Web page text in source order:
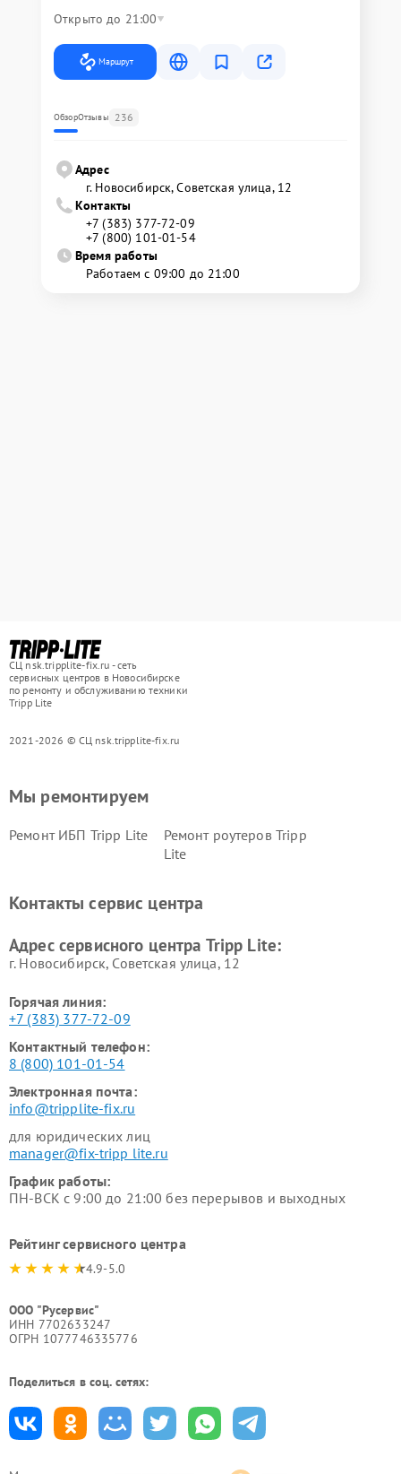
Открыто до 21:00
Маршрут
ОбзорОтзывы 236
Адрес
г. Новосибирск, Советская улица, 12
Контакты
+7 (383) 377-72-09
+7 (800) 101-01-54
Время работы
Работаем с 09:00 до 21:00
СЦ nsk.tripplite-fix.ru - сеть
сервисных центров в Новосибирске
по ремонту и обслуживанию техники
Tripp Lite
2021-2026 © СЦ nsk.tripplite-fix.ru
Мы ремонтируем
Ремонт ИБП Tripp Lite
Ремонт роутеров Tripp
Lite
Контакты сервис центра
Адрес сервисного центра Tripp Lite:
г. Новосибирск, Советская улица, 12
Горячая линия:
+7 (383) 377-72-09
Контактный телефон:
8 (800) 101-01-54
Электронная почта:
info@tripplite-fix.ru
для юридических лиц
manager@fix-tripp lite.ru
График работы:
ПН-ВСК с 9:00 до 21:00 без перерывов и выходных
Рейтинг сервисного центра
4.9-5.0
ООО "Русервис"
ИНН 7702633247
ОГРН 1077746335776
Поделиться в соц. сетях: